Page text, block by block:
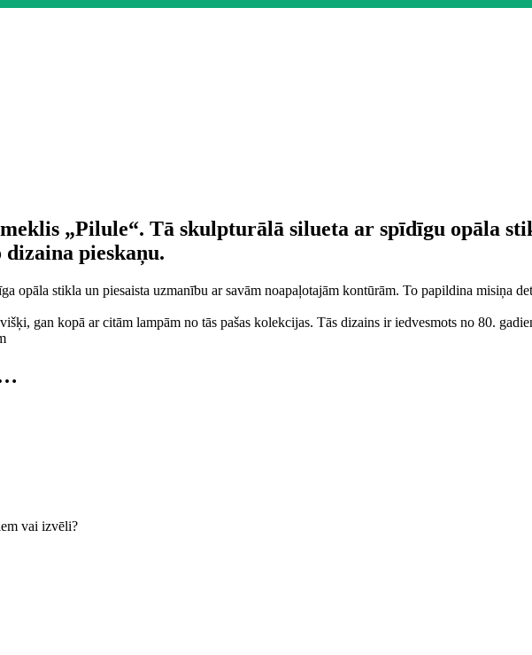
„Pilule“. Tā skulpturālā silueta ar spīdīgu opāla
pieskaņu.
opāla stikla un piesaista uzmanību ar savām noapaļotajām kontūrām. To papildina misiņa
gan kopā ar citām lampām no tās pašas kolekcijas. Tās dizains ir iedvesmots no 80.
vai izvēli?